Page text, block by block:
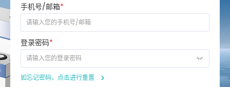
手机号/邮箱*
登录密码*
如忘记密码，点击进行重置